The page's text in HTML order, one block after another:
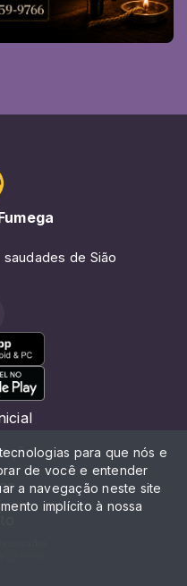
de Sião
para que nós e
de você e entender
a navegação neste site
implícito à nossa